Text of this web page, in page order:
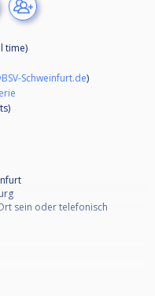
time)
Schweinfurt.de)
)
sein oder telefonisch
4,-€ gehen in den Jackpot)